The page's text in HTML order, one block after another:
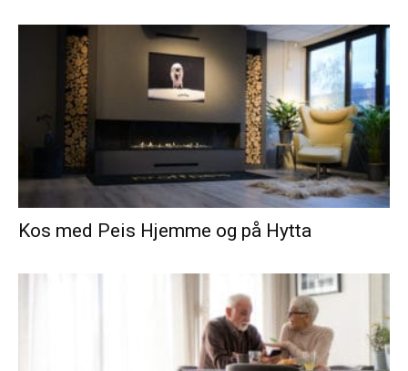
Kos med Peis Hjemme og på Hytta